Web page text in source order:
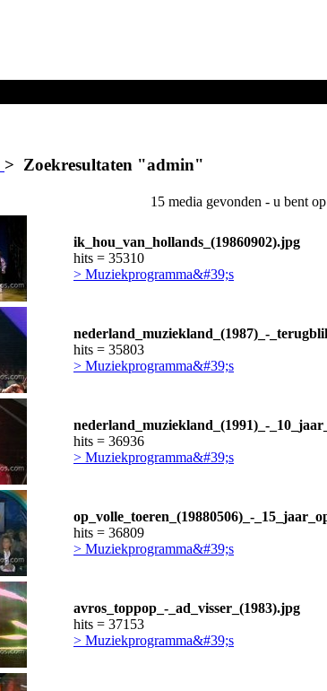
> Zoekresultaten "admin"
15 media gevonden - u bent
ik_hou_van_hollands_(19860902).jpg
hits = 35310
> Muziekprogramma&#39;s
nederland_muziekland_(1987)_-
hits = 35803
> Muziekprogramma&#39;s
nederland_muziekland_(1991)_-
hits = 36936
> Muziekprogramma&#39;s
op_volle_toeren_(19880506)_-
hits = 36809
> Muziekprogramma&#39;s
avros_toppop_-_ad_visser_(1983).jpg
hits = 37153
> Muziekprogramma&#39;s